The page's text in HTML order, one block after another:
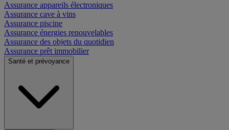
Assurance appareils électroniques
Assurance cave à vins
Assurance piscine
Assurance énergies renouvelables
Assurance des objets du quotidien
Assurance prêt immobilier
Santé et prévoyance